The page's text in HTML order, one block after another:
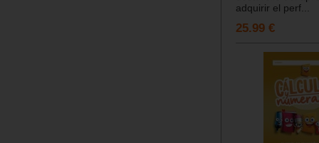
adquirir el perf...
25.99 €